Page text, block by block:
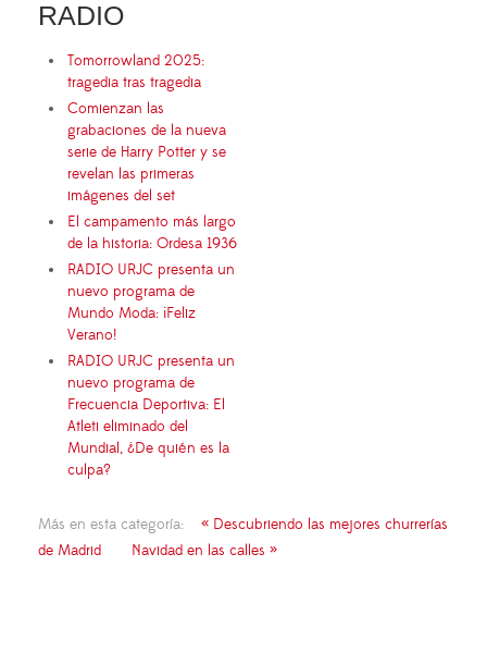
RADIO
Tomorrowland 2025:
tragedia tras tragedia
Comienzan las
grabaciones de la nueva
serie de Harry Potter y se
revelan las primeras
imágenes del set
El campamento más largo
de la historia: Ordesa 1936
RADIO URJC presenta un
nuevo programa de
Mundo Moda: ¡Feliz
Verano!
RADIO URJC presenta un
nuevo programa de
Frecuencia Deportiva: El
Atleti eliminado del
Mundial, ¿De quién es la
culpa?
Más en esta categoría:
« Descubriendo las mejores churrerías
de Madrid
Navidad en las calles »